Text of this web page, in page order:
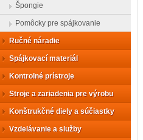
Špongie
Pomôcky pre spájkovanie
Ručné náradie
Spájkovací materiál
Kontrolné prístroje
Stroje a zariadenia pre výrobu
Konštrukčné diely a súčiastky
Vzdelávanie a služby